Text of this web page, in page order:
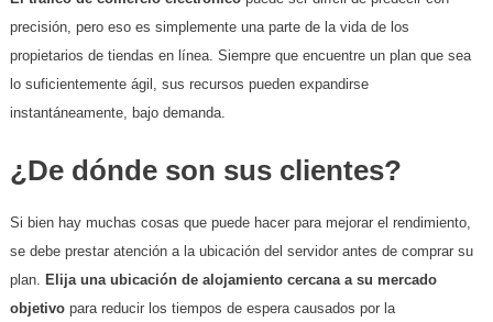
precisión, pero eso es simplemente una parte de la vida de los
propietarios de tiendas en línea. Siempre que encuentre un plan que sea
lo suficientemente ágil, sus recursos pueden expandirse
instantáneamente, bajo demanda.
¿De dónde son sus clientes?
Si bien hay muchas cosas que puede hacer para mejorar el rendimiento,
se debe prestar atención a la ubicación del servidor antes de comprar su
plan. Elija una ubicación de alojamiento cercana a su mercado
objetivopara reducir los tiempos de espera causados ​​por la